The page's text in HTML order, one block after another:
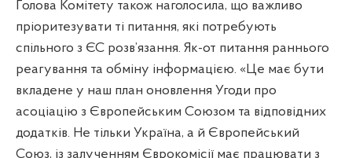
Голова Комітету також наголосила, що важливо
пріоритезувати ті питання, які потребують
спільного з ЄС розв’язання. Як-от питання раннього
реагування та обміну інформацією. «Це має бути
вкладене у наш план оновлення Угоди про
асоціацію з Європейським Союзом та відповідних
додатків. Не тільки Україна, а й Європейський
Союз, із залученням Єврокомісії має працювати з